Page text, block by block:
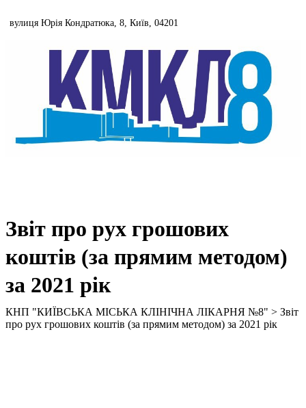
to
вулиця Юрія Кондратюка, 8, Київ, 04201
Звіт про рух грошових
коштів (за прямим методом)
за 2021 рік
КНП "КИЇВСЬКА МІСЬКА КЛІНІЧНА ЛІКАРНЯ №8" > Звіт
про рух грошових коштів (за прямим методом) за 2021 рік